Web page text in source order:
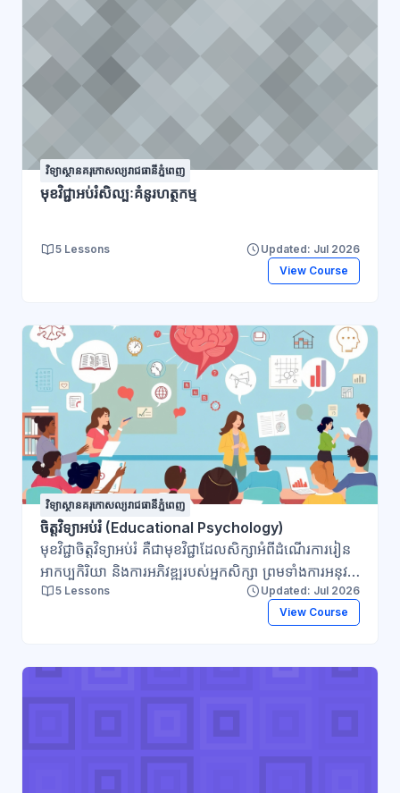
វិទ្យាស្ថានគរុកោសល្យរាជធានីភ្នំពេញ
មុខវិជ្ជាអប់រំសិល្បៈគំនូរហត្ថកម្ម
5 Lessons
Updated: Jul 2026
View Course
វិទ្យាស្ថានគរុកោសល្យរាជធានីភ្នំពេញ
ចិត្តវិទ្យាអប់រំ (Educational Psychology)
មុខវិជ្ជាចិត្តវិទ្យាអប់រំ គឺជាមុខវិជ្ជាដែលសិក្សាអំពីដំណើរការរៀន
អាកប្បកិរិយា និងការអភិវឌ្ឍរបស់អ្នកសិក្សា ព្រមទាំងការអនុវត្ត
ទ្រឹស្តីចិត្តវិទ្យាក្នុងការបង្រៀន។ មុខវិជ្ជានេះជួយឱ្យគ្រូយល់ដឹងពី
លក្ខណៈ និងតម្រូវការរបស់សិស្ស ជ្រើសរើសវិធីសាស្ត្រ
ចិត្តវិទ្យាអប់រំមានគោលបំណងលើកកម្ពស់គុណភាពនៃការ
បង្រៀន និងជំរុញការអភិវឌ្ឍសមត្ថភាពរបស់អ្នកសិក្សាឱ្យបាន
5 Lessons
Updated: Jul 2026
View Course